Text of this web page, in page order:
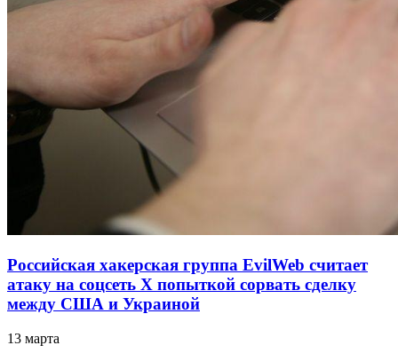
Российская хакерская группа EvilWeb считает
атаку на соцсеть Х попыткой сорвать сделку
между США и Украиной
13 марта